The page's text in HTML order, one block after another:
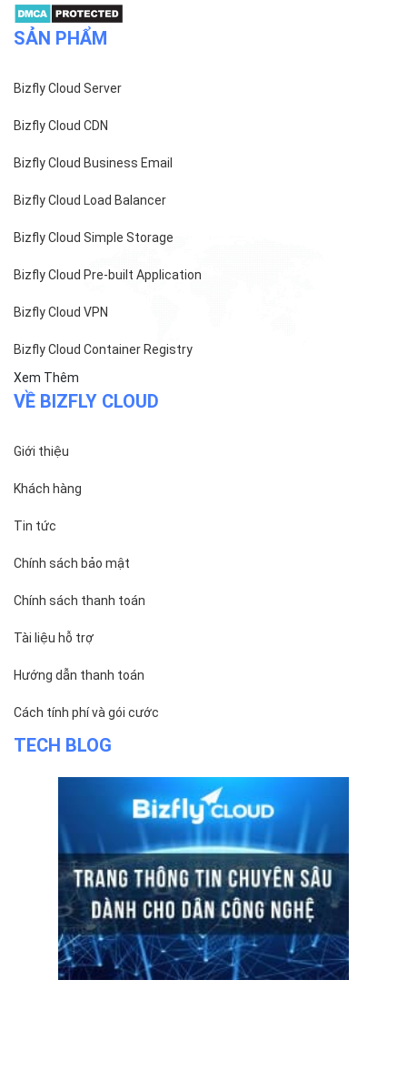
SẢN PHẨM
Bizfly Cloud Server
Bizfly Cloud CDN
Bizfly Cloud Business Email
Bizfly Cloud Load Balancer
Bizfly Cloud Simple Storage
Bizfly Cloud Pre-built Application
Bizfly Cloud VPN
Bizfly Cloud Container Registry
Xem Thêm
VỀ BIZFLY CLOUD
Giới thiệu
Khách hàng
Tin tức
Chính sách bảo mật
Chính sách thanh toán
Tài liệu hỗ trợ
Hướng dẫn thanh toán
Cách tính phí và gói cước
TECH BLOG